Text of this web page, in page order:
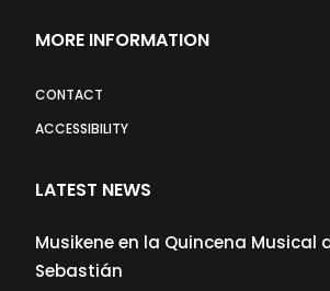
MORE INFORMATION
CONTACT
ACCESSIBILITY
LATEST NEWS
Musikene en la Quincena Musical
Sebastián